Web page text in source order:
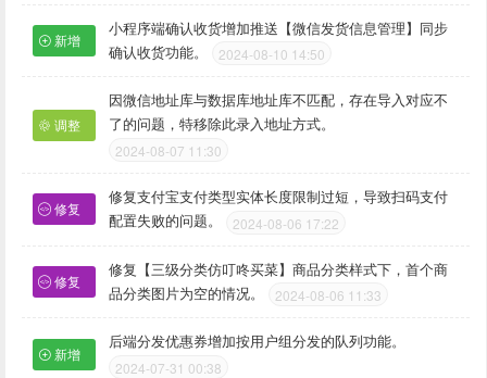
新增
小程序端确认收货增加推送【微信发货信息管理】同步
确认收货功能。
2024-08-10 14:50
调整
因微信地址库与数据库地址库不匹配，存在导入对应不
了的问题，特移除此录入地址方式。
2024-08-07 11:30
修复
修复支付宝支付类型实体长度限制过短，导致扫码支付
配置失败的问题。
2024-08-06 17:22
修复
修复【三级分类仿叮咚买菜】商品分类样式下，首个商
品分类图片为空的情况。
2024-08-06 11:33
新增
后端分发优惠券增加按用户组分发的队列功能。
2024-07-31 00:38